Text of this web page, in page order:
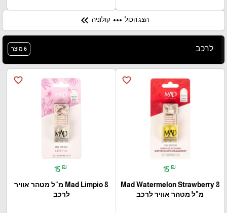
הצג הכול more_horiz קולוניה keyboard_double_arrow_left
לרכב 6 מוצר
favorite_border
15 ₪
Mad Watermelon Strawberry 8
מ"ל מטהר אוויר לרכב
favorite_border
15 ₪
Mad Limpio 8 מ"ל מטהר אוויר
לרכב